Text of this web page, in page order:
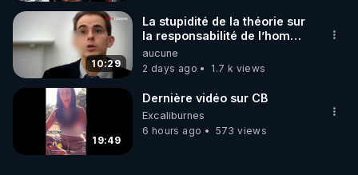
10:29
La stupidité de la théorie sur
la responsabilité de l’homme
concernant le dioxyde de
carbone.
aucune
2 days ago
1.7 k views
19:49
Dernière vidéo sur CB
Excaliburnes
6 hours ago
573 views